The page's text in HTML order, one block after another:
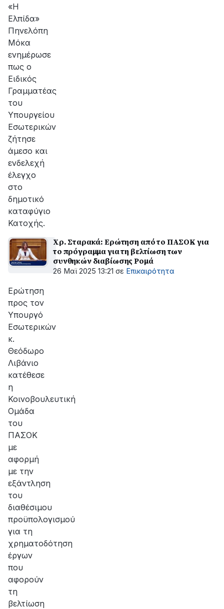
«Η
Ελπίδα»
Πηνελόπη
Μόκα
ενημέρωσε
πως ο
Ειδικός
Γραμματέας
του
Υπουργείου
Εσωτερικών
ζήτησε
άμεσο και
ενδελεχή
έλεγχο
στο
δημοτικό
καταφύγιο
Κατοχής.
Χρ. Σταρακά: Ερώτηση από το ΠΑΣΟΚ για
το πρόγραμμα για τη βελτίωση των
συνθηκών διαβίωσης Ρομά
26 Μαϊ 2025 13:21 σε Επικαιρότητα
Ερώτηση
προς τον
Υπουργό
Εσωτερικών
κ.
Θεόδωρο
Λιβάνιο
κατέθεσε
η
Κοινοβουλευτική
Ομάδα
του
ΠΑΣΟΚ
με
αφορμή
με την
εξάντληση
του
διαθέσιμου
προϋπολογισμού
για τη
χρηματοδότηση
έργων
που
αφορούν
τη
βελτίωση